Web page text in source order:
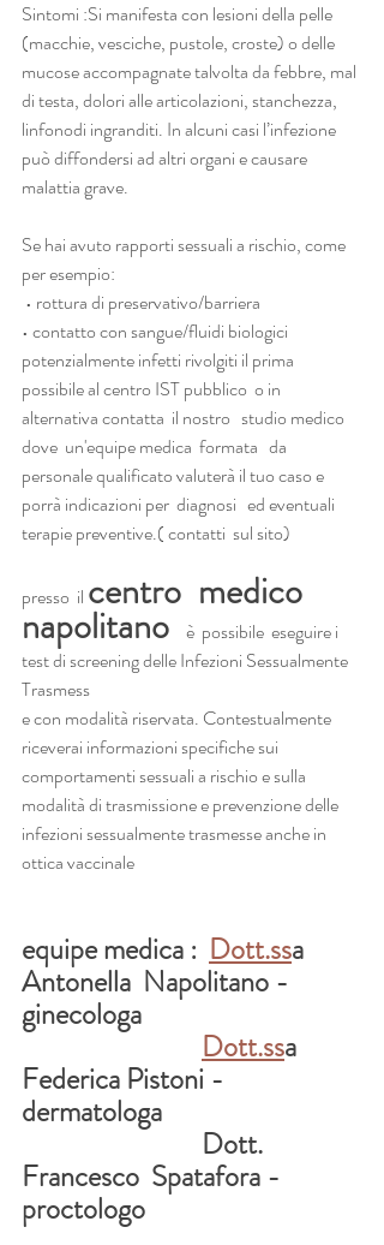
Sintomi :Si manifesta con lesioni della pelle
(macchie, vesciche, pustole, croste) o delle
mucose accompagnate talvolta da febbre, mal
di testa, dolori alle articolazioni, stanchezza,
linfonodi ingranditi. In alcuni casi l’infezione
può diffondersi ad altri organi e causare
malattia grave.
Se hai avuto rapporti sessuali a rischio, come
per esempio:
• rottura di preservativo/barriera
• contatto con sangue/fluidi biologici
potenzialmente infetti rivolgiti il prima
possibile al centro IST pubblico  o in
alternativa contatta  il nostro   studio medico
dove  un'equipe medica  formata   da
personale qualificato valuterà il tuo caso e
porrà indicazioni per  diagnosi   ed eventuali
terapie preventive.( contatti  sul sito)
presso  il centro  medico
napolitano
è  possibile  eseguire i
test di screening delle Infezioni Sessualmente
Trasmess
e con modalità riservata. Contestualmente
riceverai informazioni specifiche sui
comportamenti sessuali a rischio e sulla
modalità di trasmissione e prevenzione delle
infezioni sessualmente trasmesse anche in
ottica vaccinale
equipe medica : Dott.ssa
Antonella  Napolitano -
ginecologa
Dott.ssa
Federica Pistoni -
dermatologa
Francesco  Spatafora -
proctologo